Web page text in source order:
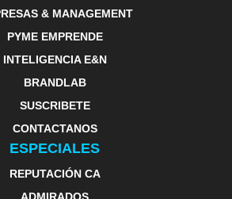
& MANAGEMENT
PYME EMPRENDE
INTELIGENCIA E&N
BRANDLAB
SUSCRIBETE
CONTACTANOS
ESPECIALES
REPUTACIÓN CA
ADMIRADOS